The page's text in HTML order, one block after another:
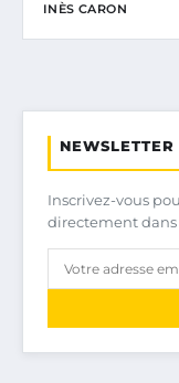
INÈS CARON
NEWSLETTER
Inscrivez-vous
directement